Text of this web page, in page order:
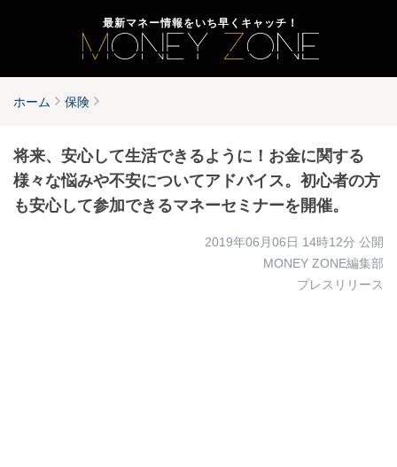
最新マネー情報をいち早くキャッチ！
ホーム 保険
将来、安心して生活できるように！お金に関する
様々な悩みや不安についてアドバイス。初心者の方
も安心して参加できるマネーセミナーを開催。
2019年06月06日 14時12分 公開
MONEY ZONE編集部
プレスリリース